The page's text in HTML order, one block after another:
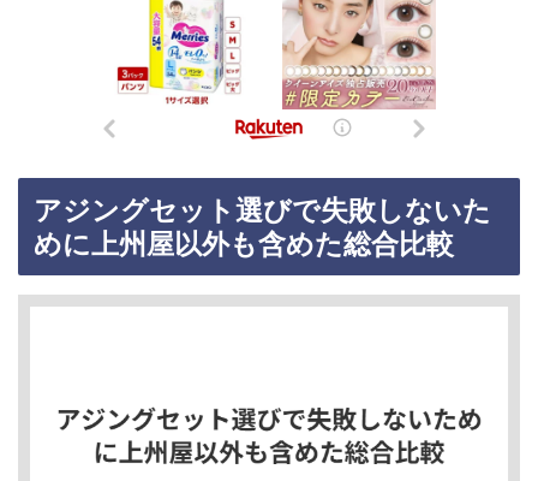
アジングセット選びで失敗しないた
めに上州屋以外も含めた総合比較